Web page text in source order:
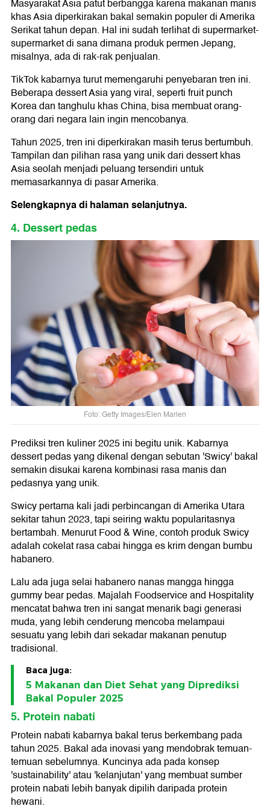
Masyarakat Asia patut berbangga karena makanan manis
khas Asia diperkirakan bakal semakin populer di Amerika
Serikat tahun depan. Hal ini sudah terlihat di supermarket-
supermarket di sana dimana produk permen Jepang,
misalnya, ada di rak-rak penjualan.
TikTok kabarnya turut memengaruhi penyebaran tren ini.
Beberapa dessert Asia yang viral, seperti fruit punch
Korea dan tanghulu khas China, bisa membuat orang-
orang dari negara lain ingin mencobanya.
Tahun 2025, tren ini diperkirakan masih terus bertumbuh.
Tampilan dan pilihan rasa yang unik dari dessert khas
Asia seolah menjadi peluang tersendiri untuk
memasarkannya di pasar Amerika.
Selengkapnya di halaman selanjutnya.
4. Dessert pedas
Foto: Getty Images/Elen Marlen
Prediksi tren kuliner 2025 ini begitu unik. Kabarnya
dessert pedas yang dikenal dengan sebutan 'Swicy' bakal
semakin disukai karena kombinasi rasa manis dan
pedasnya yang unik.
Swicy pertama kali jadi perbincangan di Amerika Utara
sekitar tahun 2023, tapi seiring waktu popularitasnya
bertambah. Menurut Food & Wine, contoh produk Swicy
adalah cokelat rasa cabai hingga es krim dengan bumbu
habanero.
Lalu ada juga selai habanero nanas mangga hingga
gummy bear pedas. Majalah Foodservice and Hospitality
mencatat bahwa tren ini sangat menarik bagi generasi
muda, yang lebih cenderung mencoba melampaui
sesuatu yang lebih dari sekadar makanan penutup
tradisional.
Baca juga:
5 Makanan dan Diet Sehat yang Diprediksi
Bakal Populer 2025
5. Protein nabati
Protein nabati kabarnya bakal terus berkembang pada
tahun 2025. Bakal ada inovasi yang mendobrak temuan-
temuan sebelumnya. Kuncinya ada pada konsep
'sustainability' atau 'kelanjutan' yang membuat sumber
protein nabati lebih banyak dipilih daripada protein
hewani.